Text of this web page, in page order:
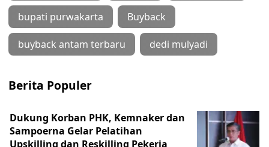
bupati purwakarta Buyback
buyback antam terbaru dedi mulyadi
Berita Populer
Dukung Korban PHK, Kemnaker dan
Sampoerna Gelar Pelatihan
Upskilling dan Reskilling Pekerja